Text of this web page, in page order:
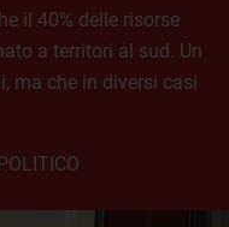
il 40% delle risorse
a territori al sud. Un
ma che in diversi casi